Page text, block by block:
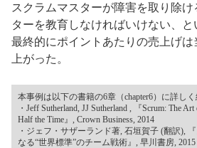
スクラムマスターが障害を取り除
ターを教育しなければいけない、と
最終的にポイントあたりの売上げは
上がった。
本事例は以下の書籍の6章（chapter6）に詳しく
・Jeff Sutherland, JJ Sutherland , 『Scrum: The
Half the Time』, Crown Business, 2014
・ジェフ・サザーランド著, 石垣賀子 (翻訳),
なる“世界標準”のチーム戦術』, 早川書房, 2015